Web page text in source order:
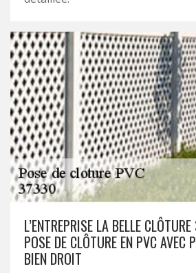
L’ENTREPRISE LA BELLE
POSE DE CLÔTURE EN PVC AVEC
BIEN DROIT